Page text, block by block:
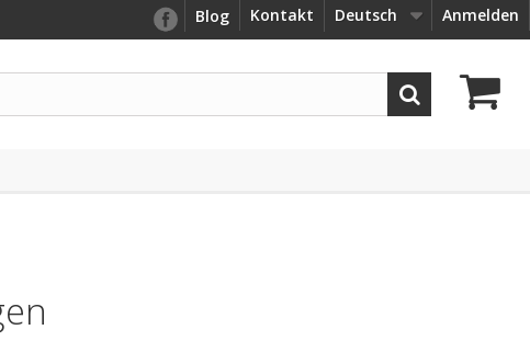
Anmelden
Deutsch
Kontakt
Blog